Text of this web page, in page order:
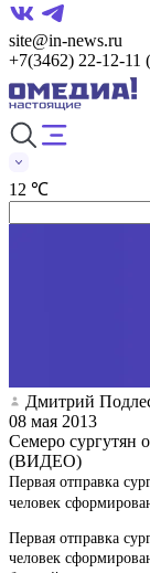
site@in-news.ru
+7(3462) 22-12-11
12 ℃
Дмитрий
08 мая 2013
Семеро сургутян
(ВИДЕО)
Первая отправка
человек
Первая отправка
человек